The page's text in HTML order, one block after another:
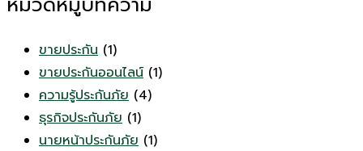
ขายประกัน (1)
ขายประกันออนไลน์ (1)
ความรู้ประกันภัย (4)
ธุรกิจประกันภัย (1)
นายหน้าประกันภัย (1)